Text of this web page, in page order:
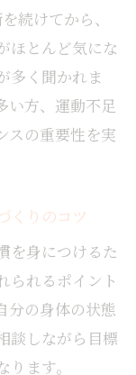
ポイント
果とサービ
の選定基準
効果の違い
と選び方
リラクゼー
関する基礎
続けてから、
ほとんど気にな
多く聞かれま
い方、運動不足
スの重要性を実
くりのコツ
を身につけるた
られるポイント
分の身体の状態
談しながら目標
ます。